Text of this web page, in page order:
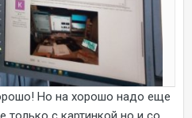
Но на хорошо надо еще